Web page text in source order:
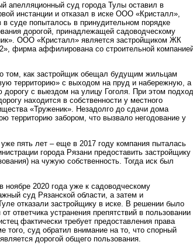
апелляционный суд города Тулы оставил в
инстанции и отказал в иске ООО «Кристалл»,
в суде попыталось в принудительном порядке
дорогой, принадлежащей садоводческому
ООО «Кристалл» является застройщиком ЖК
фирма аффилирована со строительной
о том, как застройщик обещал будущим жильцам
территорию» с выходом на пруд и набережную, а
дорогу с выездом на улицу Гоголя. При этом подход
находится в собственности у местного
«Труженик». Незадолго до сдачи дома
территорию забором, что вызвало негодование у
пять лет – еще в 2017 году компания пыталась
города Рязани предоставить застройщику
на чужую собственность. Тогда иск был
ноябре 2020 года уже к садоводческому
суд Рязанской области, а затем и
отказали застройщику в иске. В решении было
ответчика устранения препятствий в пользовании
фактически требует предоставления права
того, суд обратил внимание на то, что спорный
дорогой общего пользования.